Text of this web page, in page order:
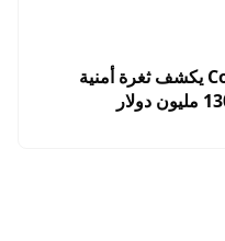
خلل برمجي في محافظ Coldcard يكشف ثغرة أمنية